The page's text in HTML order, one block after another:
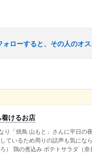
ローすると、その人のオス
けるお店
り「焼鳥 山もと」さんに平日の
ているため周りの話声も気にな
） 鶏の煮込み ポテトサラダ（